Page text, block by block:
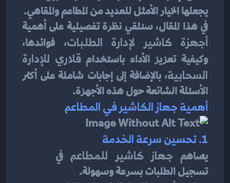
يجعلها الخيار الأمثل للعديد من المطاعم والمقاهي.
في هذا المقال، سنلقي نظرة تفصيلية على أهمية
أجهزة كاشير لإدارة الطلبات
وكيفية تعزيز الأداء باستخدام
السحابية
، بالإضافة إلى إجابات شاملة على أكثر
الأسئلة الشائعة حول هذه الأجهزة.
أهمية جهاز الكاشير في المطاعم
1. تحسين سرعة الخدمة
يساهم جهاز كاشير للمطاعم
تسجيل الطلبات بسرعة وسهولة.